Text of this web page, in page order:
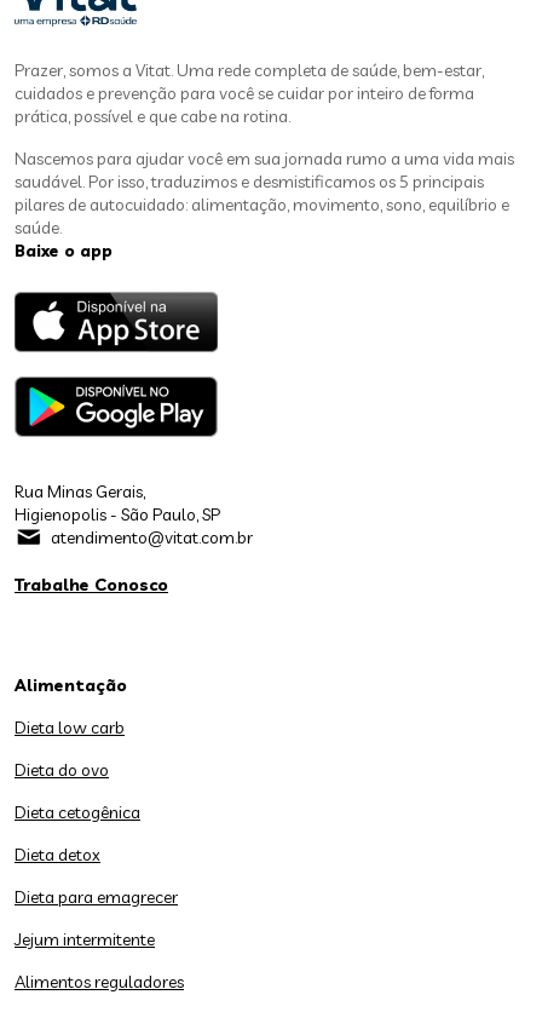
Prazer, somos a Vitat. Uma rede completa de saúde, bem-estar,
cuidados e prevenção para você se cuidar por inteiro de forma
prática, possível e que cabe na rotina.
Nascemos para ajudar você em sua jornada rumo a uma vida mais
saudável. Por isso, traduzimos e desmistificamos os 5 principais
pilares de autocuidado: alimentação, movimento, sono, equilíbrio e
saúde.
Baixe o app
Rua Minas Gerais,
Higienopolis - São Paulo, SP
atendimento@vitat.com.br
Trabalhe Conosco
Alimentação
Dieta low carb
Dieta do ovo
Dieta cetogênica
Dieta detox
Dieta para emagrecer
Jejum intermitente
Alimentos reguladores